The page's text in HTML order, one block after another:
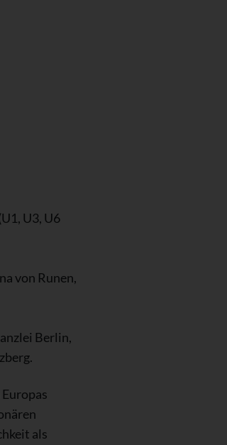
U3, U6
von Runen,
Berlin,
als